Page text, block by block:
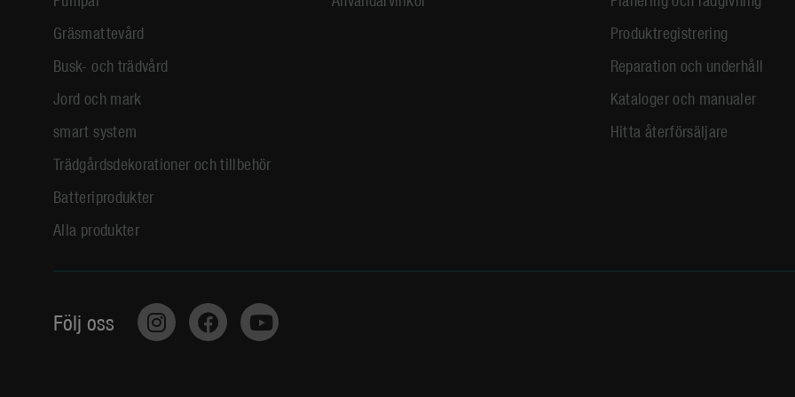
Gräsmattevård
Busk- och trädvård
Jord och mark
smart system
Trädgårdsdekorationer och tillbehör
Batteriprodukter
Alla produkter
Produktregistrering
Reparation och underhåll
Kataloger och manualer
Hitta återförsäljare
Följ oss